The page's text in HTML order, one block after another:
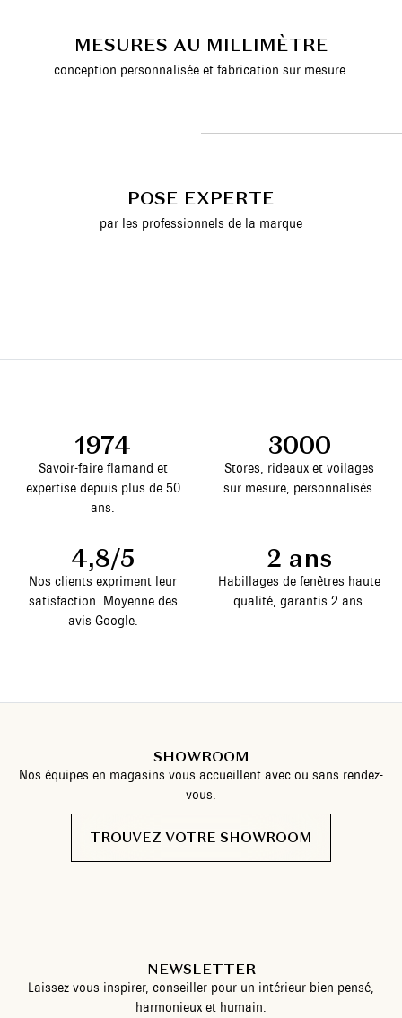
MESURES AU MILLIMÈTRE
conception personnalisée et fabrication sur mesure.
POSE EXPERTE
par les professionnels de la marque
1974
Savoir-faire flamand et
expertise depuis plus de 50
ans.
3000
Stores, rideaux et voilages
sur mesure, personnalisés.
4,8/5
Nos clients expriment leur
satisfaction. Moyenne des
avis Google.
2 ans
Habillages de fenêtres haute
qualité, garantis 2 ans.
SHOWROOM
Nos équipes en magasins vous accueillent avec ou sans rendez-
vous.
TROUVEZ VOTRE SHOWROOM
NEWSLETTER
Laissez-vous inspirer, conseiller pour un intérieur bien pensé,
harmonieux et humain.